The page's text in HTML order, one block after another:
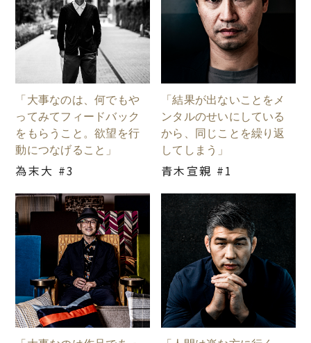
「大事なのは、何でもや
ってみてフィードバック
をもらうこと。欲望を行
動につなげること」
為末大 #3
「結果が出ないことをメ
ンタルのせいにしている
から、同じことを繰り返
してしまう」
青木宣親 #1